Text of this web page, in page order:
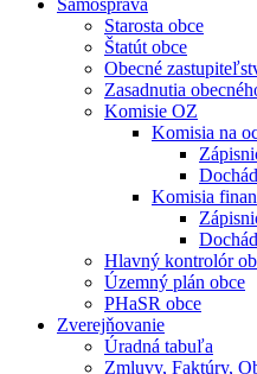
Samospráva
Starosta obce
Štatút obce
Obecné
Zasadnutia
Komisie OZ
Komisia na
Komisia
Hlavný kontrolór
Územný plán obce
PHaSR obce
Zverejňovanie
Úradná tabuľa
Zmluvy, Faktúry,